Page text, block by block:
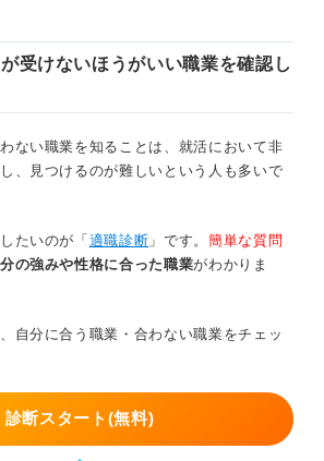
受けないほうがいい職業を確認し
ない職業を知ることは、就活において非
、見つけるのが難しいという人も多いで
たいのが「 適職診断 」です。 簡単な質問
の強みや性格に合った職業がわかりま
自分に合う職業・合わない職業をチェッ
診断スタート(無料)
ていて基礎から教育を受けられる
定されている
やすい
ある
人が押さえておくべき5つの注意点